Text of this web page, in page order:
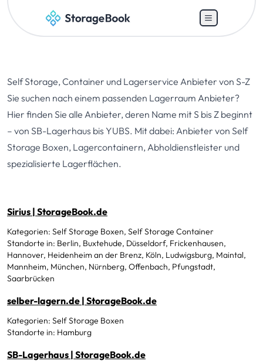
Self Storage, Container und Lagerservice Anbieter von S-Z
Sie suchen nach einem passenden Lagerraum Anbieter?
Hier finden Sie alle Anbieter, deren Name mit S bis Z beginnt
– von SB-Lagerhaus bis YUBS. Mit dabei: Anbieter von Self
Storage Boxen, Lagercontainern, Abholdienstleister und
spezialisierte Lagerflächen.
Sirius | StorageBook.de
Kategorien: Self Storage Boxen, Self Storage Container
Standorte in: Berlin, Buxtehude, Düsseldorf, Frickenhausen,
Hannover, Heidenheim an der Brenz, Köln, Ludwigsburg, Maintal,
Mannheim, München, Nürnberg, Offenbach, Pfungstadt,
Saarbrücken
selber-lagern.de | StorageBook.de
Kategorien: Self Storage Boxen
Standorte in: Hamburg
SB-Lagerhaus | StorageBook.de